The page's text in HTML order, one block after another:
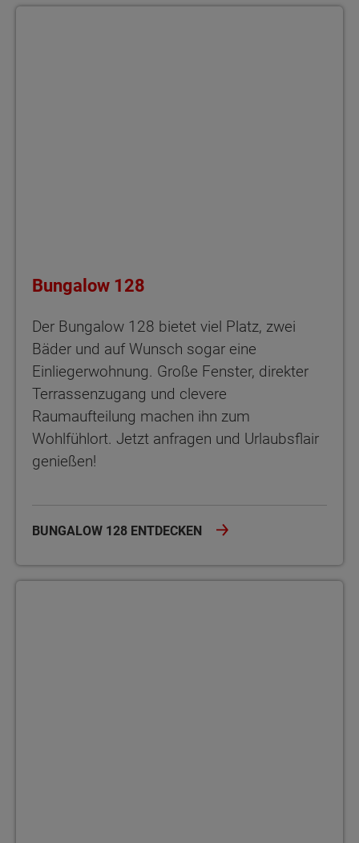
Bungalow 128
Der Bungalow 128 bietet viel Platz, zwei
Bäder und auf Wunsch sogar eine
Einliegerwohnung. Große Fenster, direkter
Terrassenzugang und clevere
Raumaufteilung machen ihn zum
Wohlfühlort. Jetzt anfragen und Urlaubsflair
genießen!
BUNGALOW 128 ENTDECKEN